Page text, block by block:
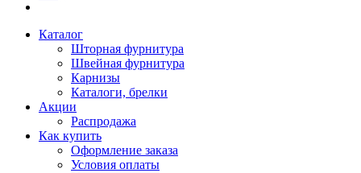
Каталог
Шторная фурнитура
Швейная фурнитура
Карнизы
Каталоги, брелки
Акции
Распродажа
Как купить
Оформление заказа
Условия оплаты